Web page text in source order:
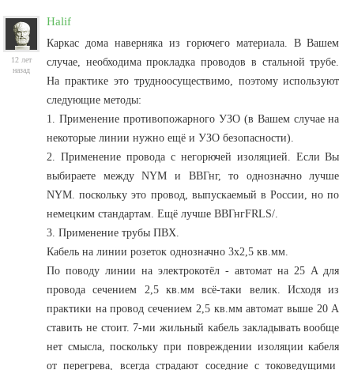
12 лет
назад
Halif
Каркас дома наверняка из горючего материала. В Вашем
случае, необходима прокладка проводов в стальной трубе.
На практике это трудноосуществимо, поэтому используют
следующие методы:
1. Применение противопожарного УЗО (в Вашем случае на
некоторые линии нужно ещё и УЗО безопасности).
2. Применение провода с негорючей изоляцией. Если Вы
выбираете между NYM и ВВГнг, то однозначно лучше
NYM. поскольку это провод, выпускаемый в России, но по
немецким стандартам. Ещё лучше ВВГнгFRLS/.
3. Применение трубы ПВХ.
Кабель на линии розеток однозначно 3х2,5 кв.мм.
По поводу линии на электрокотёл - автомат на 25 А для
провода сечением 2,5 кв.мм всё-таки велик. Исходя из
практики на провод сечением 2,5 кв.мм автомат выше 20 А
ставить не стоит. 7-ми жильный кабель закладывать вообще
нет смысла, поскольку при повреждении изоляции кабеля
от перегрева, всегда страдают соседние с токоведущими